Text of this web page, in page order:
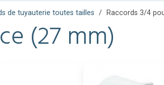
de tuyauterie toutes tailles Raccords 3/4
(27 mm)